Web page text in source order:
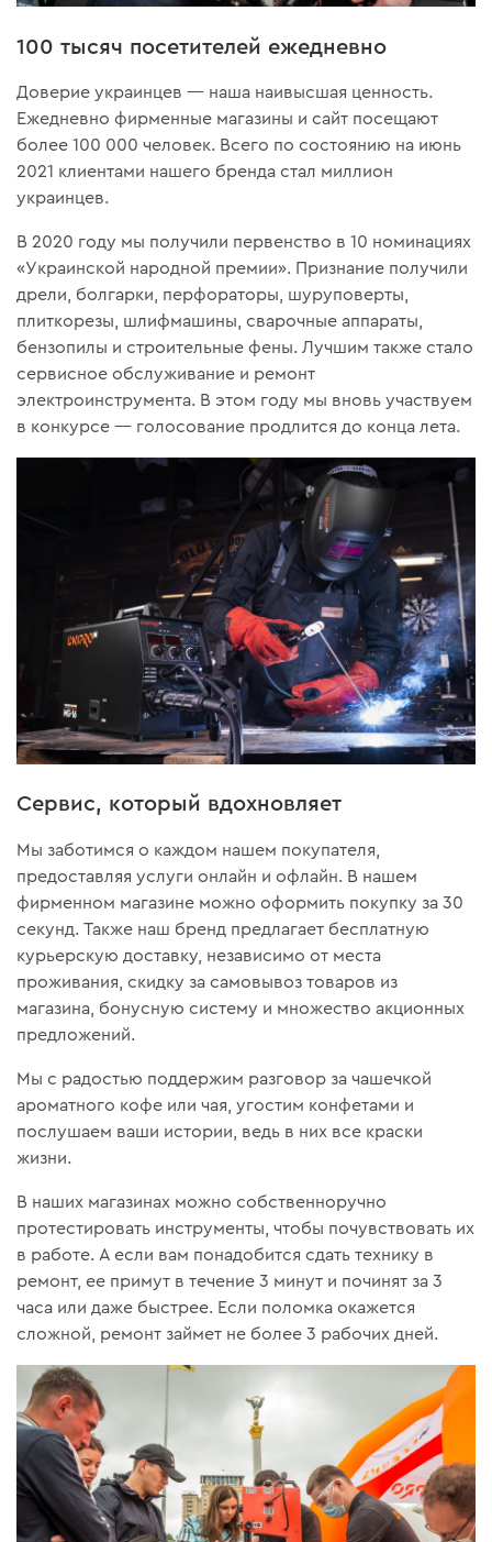
100 тысяч посетителей ежедневно
Доверие украинцев — наша наивысшая ценность.
Ежедневно фирменные магазины и сайт посещают
более 100 000 человек. Всего по состоянию на июнь
2021 клиентами нашего бренда стал миллион
украинцев.
В 2020 году мы получили первенство в 10 номинациях
«Украинской народной премии». Признание получили
дрели, болгарки, перфораторы, шуруповерты,
плиткорезы, шлифмашины, сварочные аппараты,
бензопилы и строительные фены. Лучшим также стало
сервисное обслуживание и ремонт
электроинструмента. В этом году мы вновь участвуем
в конкурсе — голосование продлится до конца лета.
Сервис, который вдохновляет
Мы заботимся о каждом нашем покупателя,
предоставляя услуги онлайн и офлайн. В нашем
фирменном магазине можно оформить покупку за 30
секунд. Также наш бренд предлагает бесплатную
курьерскую доставку, независимо от места
проживания, скидку за самовывоз товаров из
магазина, бонусную систему и множество акционных
предложений.
Мы с радостью поддержим разговор за чашечкой
ароматного кофе или чая, угостим конфетами и
послушаем ваши истории, ведь в них все краски
жизни.
В наших магазинах можно собственноручно
протестировать инструменты, чтобы почувствовать их
в работе. А если вам понадобится сдать технику в
ремонт, ее примут в течение 3 минут и починят за 3
часа или даже быстрее. Если поломка окажется
сложной, ремонт займет не более 3 рабочих дней.